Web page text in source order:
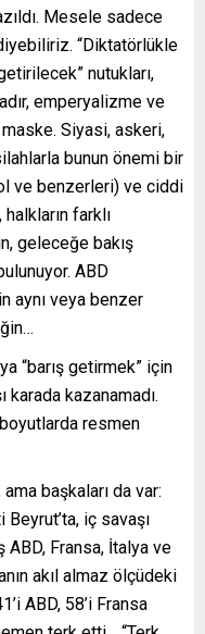
Mesele sadece
“Diktatörlükle
nutukları,
emperyalizme ve
Siyasi, askeri,
bunun önemi bir
ve benzerleri) ve ciddi
farklı
geleceğe bakış
ABD
aynı veya benzer
“barış getirmek” için
kazanamadı.
resmen
başkaları da var:
Beyrut’ta, iç savaşı
Fransa, İtalya ve
akıl almaz ölçüdeki
ABD, 58’i Fransa